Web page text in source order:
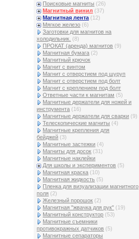
Поисковые магниты (26)
Магнитный винил (37)
Магнитная лента (12)
Мягкое железо (6)
Заготовки для магнитов на
холодильник. (8)
ПРОКАТ (аренда) магнитов (9)
Магнитная бумага (2)
Магнитный крючок
Магнит с винтом
Магнит с отверстием под шуруп
Магнит с отверстием под болт
Магнит с креплением под болт
Ответные части к магнитам (5)
Магнитные держатели для ножей и
инструмента (16)
Магнитные держатели для сварки (9)
Телескопические магниты (4)
Магнитные крепления для
бейджей (3)
Магнитные застежки (4)
Магниты для досок (31)
Магнитные наклейки
Для школы и экспериментов (5)
Магнитная краска (10)
Магнитная жидкость (5)
Пленка для визуализации магнитного
поля (2)
Железный порошок (2)
Магнитная "жвачка для рук" (19)
Магнитный конструктор (53)
Магнитные съемники
противокражных датчиков (5)
Магнитные сепараторы